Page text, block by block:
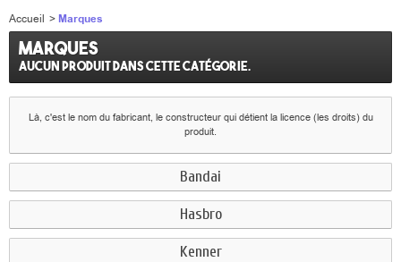
Accueil >Marques
Marques
Aucun produit dans cette catégorie.
Là, c'est le nom du fabricant, le constructeur qui détient la licence (les droits) du
produit.
Bandai
Hasbro
Kenner